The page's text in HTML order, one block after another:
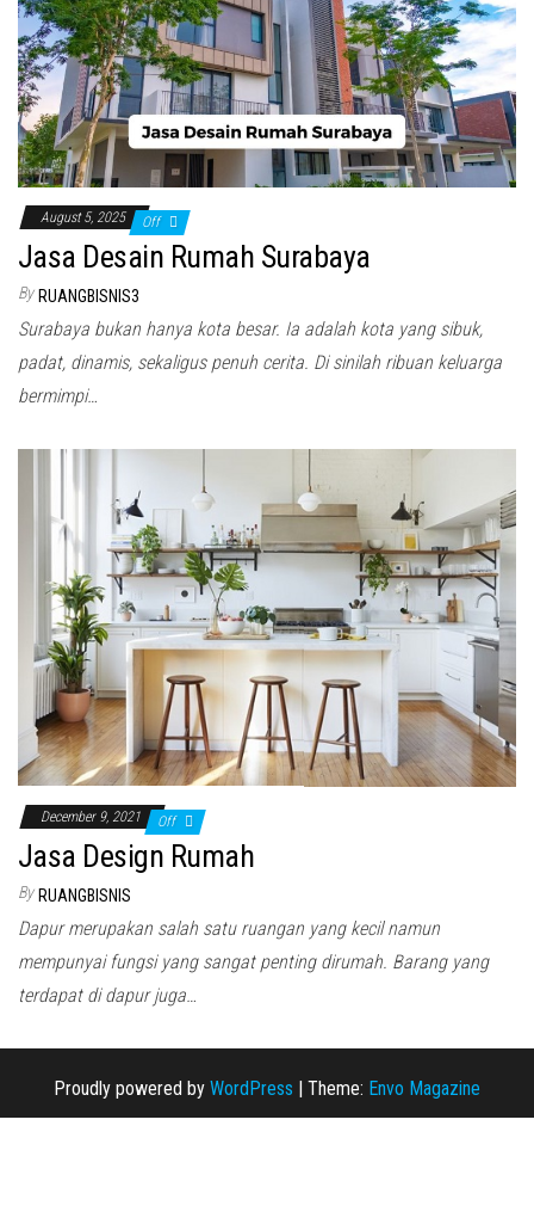
August 5, 2025 Off
Jasa Desain Rumah Surabaya
By RUANGBISNIS3
Surabaya bukan hanya kota besar. Ia adalah kota yang sibuk,
padat, dinamis, sekaligus penuh cerita. Di sinilah ribuan keluarga
bermimpi…
December 9, 2021 Off
Jasa Design Rumah
By RUANGBISNIS
Dapur merupakan salah satu ruangan yang kecil namun
mempunyai fungsi yang sangat penting dirumah. Barang yang
terdapat di dapur juga…
Proudly powered by WordPress | Theme: Envo Magazine